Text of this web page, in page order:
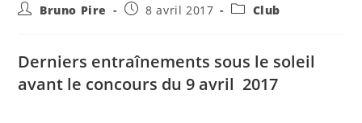
Auteur/autrice
publication :
Bruno Pire
Publication
8 avril 2017
PostClub
Derniers entraînements sous le soleil
avant le concours du 9 avril 2017